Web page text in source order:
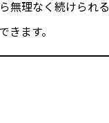
理なく続けられる
ます。